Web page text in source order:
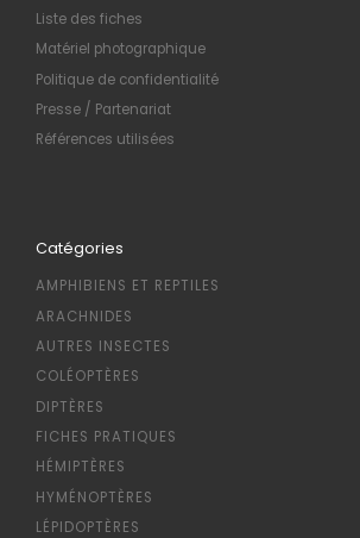
Liste des fiches
Matériel photographique
Politique de confidentialité
Presse / Partenariat
Références utilisées
Catégories
AMPHIBIENS ET REPTILES
ARACHNIDES
AUTRES INSECTES
COLÉOPTÈRES
DIPTÈRES
FICHES PRATIQUES
HÉMIPTÈRES
HYMÉNOPTÈRES
LÉPIDOPTÈRES